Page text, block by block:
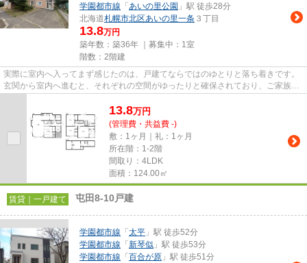
学園都市線 「 あいの里公園 」駅 徒歩28分
北海道札幌市北区あいの里一条 ３丁目
13.8万円
築年数：築36年 ｜募集中： 1室
階数：2階建
実際に室内へ入ってまず感じたのは、戸建てならではのゆとりと落ち着きです。
玄関から室内へ進むと、それぞれの空間がゆったりと確保されており、ご家族が
13.8万円
(管理費・共益費 -)
敷：1ヶ月｜礼：1ヶ月
所在階：1-2階
間取り：4LDK
面積：124.00㎡
賃貸｜一戸建て 屯田8-10戸建
学園都市線 「 太平 」駅 徒歩52分
学園都市線 「 新琴似 」駅 徒歩53分
学園都市線 「 百合が原 」駅 徒歩51分